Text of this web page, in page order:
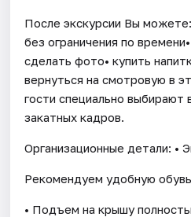
После экскурсии Вы
без ограничения по
сделать фото• купить
вернуться на смотровую в
гости специально выбирают
закатных кадров.
Организационные детали: •
Рекомендуем удобную
• Подъем на крышу